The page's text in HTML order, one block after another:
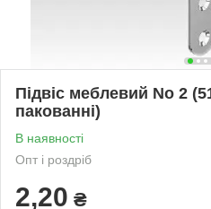
Підвіс меблевий No 2
пакованні)
В наявності
Опт і роздріб
2,20 ₴